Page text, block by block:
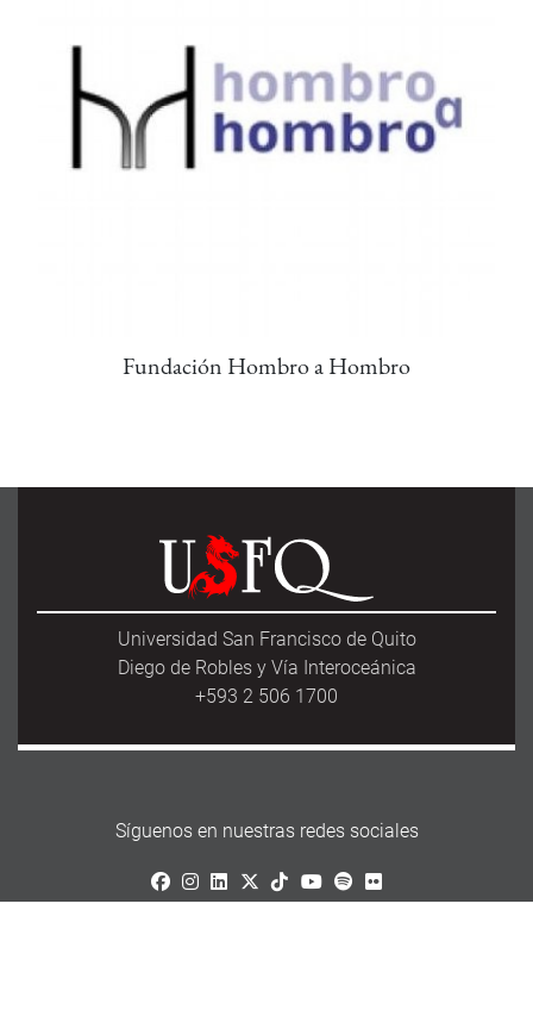
Fundación Hombro a Hombro
Universidad San Francisco de Quito
Diego de Robles y Vía Interoceánica
+593 2 506 1700
Síguenos en nuestras redes sociales